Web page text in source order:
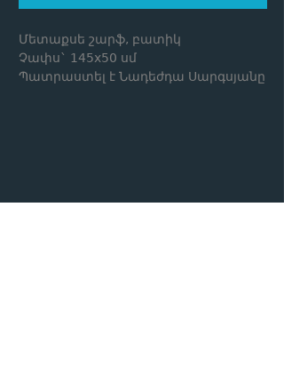
Մետաքսե շարֆ, բատիկ
Չափս` 145x50 սմ
Պատրաստել է Նադեժդա Սարգսյանը